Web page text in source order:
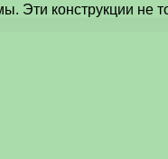
Эти конструкции не